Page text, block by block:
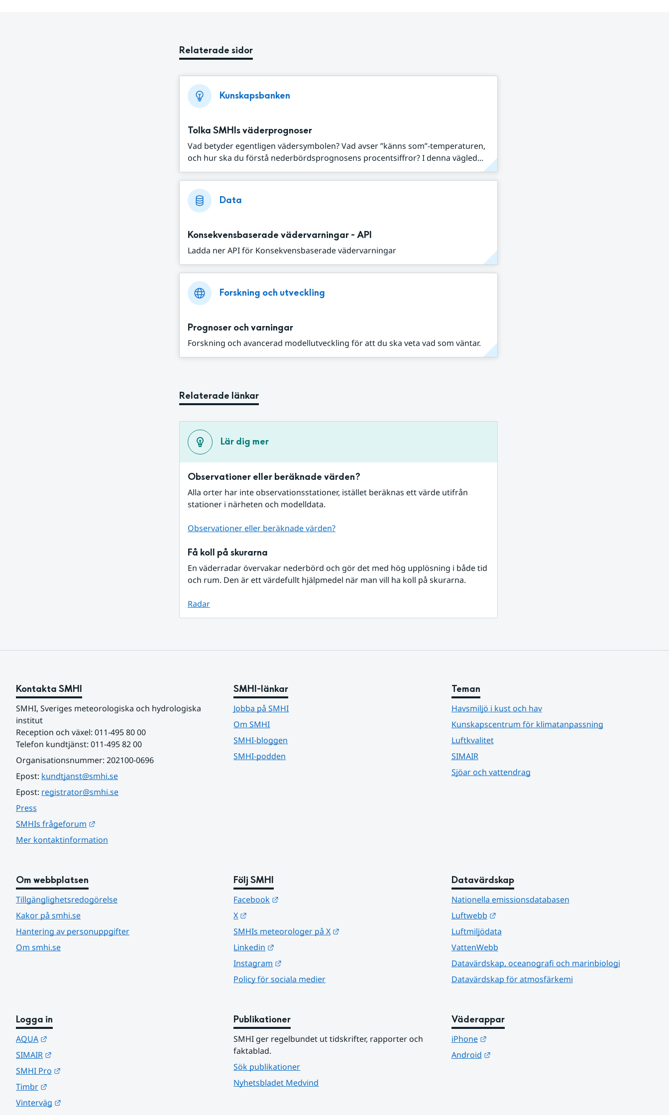
Relaterade sidor
Kunskapsbanken
Tolka SMHIs väderprognoser
Vad betyder egentligen vädersymbolen? Vad avser ”känns som”-temperaturen,
och hur ska du förstå nederbördsprognosens procentsiffror? I denna vägled...
Data
Konsekvensbaserade vädervarningar - API
Ladda ner API för Konsekvensbaserade vädervarningar
Forskning och utveckling
Prognoser och varningar
Forskning och avancerad modellutveckling för att du ska veta vad som väntar.
Relaterade länkar
Lär dig mer
Observationer eller beräknade värden?
Alla orter har inte observationsstationer, istället beräknas ett värde utifrån
stationer i närheten och modelldata.
Observationer eller beräknade värden?
Få koll på skurarna
En väderradar övervakar nederbörd och gör det med hög upplösning i både tid
och rum. Den är ett värdefullt hjälpmedel när man vill ha koll på skurarna.
Radar
Kontakta SMHI
SMHI, Sveriges meteorologiska och hydrologiska
institut
Reception och växel: 011-495 80 00
Telefon kundtjänst: 011-495 82 00
Organisationsnummer: 202100-0696
Epost: kundtjanst@smhi.se
Epost: registrator@smhi.se
Press
SMHIs frågeforum
Mer kontaktinformation
SMHI-länkar
Jobba på SMHI
Om SMHI
SMHI-bloggen
SMHI-podden
Teman
Havsmiljö i kust och hav
Kunskapscentrum för klimatanpassning
Luftkvalitet
SIMAIR
Sjöar och vattendrag
Om webbplatsen
Tillgänglighetsredogörelse
Kakor på smhi.se
Hantering av personuppgifter
Om smhi.se
Följ SMHI
Facebook
X
SMHIs meteorologer på X
Linkedin
Instagram
Policy för sociala medier
Datavärdskap
Nationella emissionsdatabasen
Luftwebb
Länk till annan webbplats.
Luftmiljödata
VattenWebb
Datavärdskap, oceanografi och marinbiologi
Datavärdskap för atmosfärkemi
Logga in
AQUA
SIMAIR
SMHI Pro
Timbr
Vinterväg
Publikationer
SMHI ger regelbundet ut tidskrifter, rapporter och
faktablad.
Sök publikationer
Nyhetsbladet Medvind
Väderappar
iPhone
Länk till annan webbplats.
Android
Länk till annan webbplats.